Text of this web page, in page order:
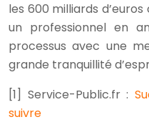
les 600 milliards
un professionnel en
processus avec une
grande tranquillité
[1] Service-Public.fr :
suivre